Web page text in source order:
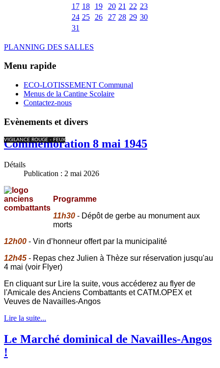
17 18 19 20 21 22 23
24 25 26 27 28 29 30
31
PLANNING DES SALLES
Menu rapide
ECO-LOTISSEMENT Communal
Menus de la Cantine Scolaire
Contactez-nous
Evènements et divers
VIGILANCE ROUGE - FEUX
Commémoration 8 mai 1945
Détails
Publication : 2 mai 2026
Programme
11h30 - Dépôt de gerbe au monument aux
morts
12h00 - Vin d’honneur offert par la municipalité
12h45 - Repas chez Julien à Thèze sur réservation jusqu'au
4 mai (voir Flyer)
En cliquant sur Lire la suite, vous accéderez au flyer de
l'Amicale des Anciens Combattants et CATM.OPEX et
Veuves de Navailles-Angos
Lire la suite...
Le Marché dominical de Navailles-Angos
!